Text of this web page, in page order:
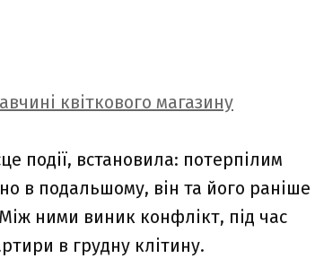
квіткового магазину
події, встановила: потерпілим
в подальшому, він та його раніше
ними виник конфлікт, під час
в грудну клітину.